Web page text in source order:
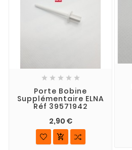
    
Porte Bobine
Supplémentaire ELNA
Réf 39571942
2,90 €
